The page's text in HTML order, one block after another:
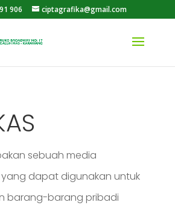
906 ciptagrafika@gmail.com
sebuah media
dapat digunakan untuk
barang-barang pribadi